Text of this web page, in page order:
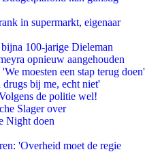
in supermarkt, eigenaar
100-jarige Dieleman
opnieuw aangehouden
moesten een stap terug doen'
bij me, echt niet'
de politie wel!
Slager over
Night doen
'Overheid moet de regie